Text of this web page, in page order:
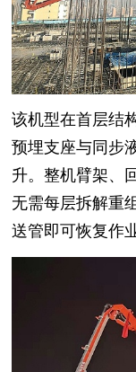
该机型在首层结
预埋支座与同步
升。整机臂架、
无需每层拆解重
送管即可恢复作